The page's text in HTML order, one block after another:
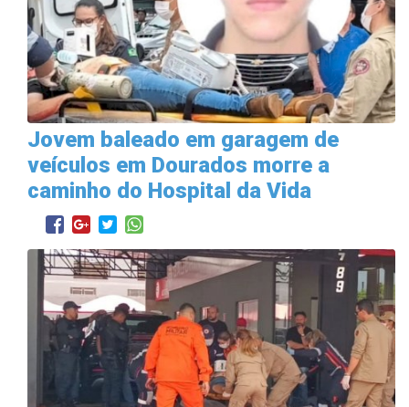
Jovem baleado em garagem de
veículos em Dourados morre a
caminho do Hospital da Vida